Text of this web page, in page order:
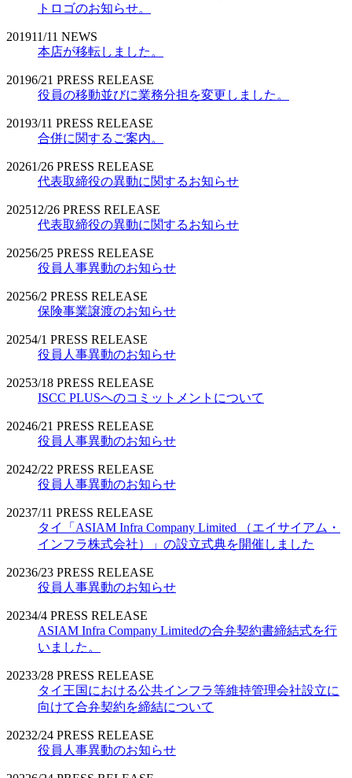
トロゴのお知らせ。
201911/11 NEWS
本店が移転しました。
20196/21 PRESS RELEASE
役員の移動並びに業務分担を変更しました。
20193/11 PRESS RELEASE
合併に関するご案内。
20261/26 PRESS RELEASE
代表取締役の異動に関するお知らせ
202512/26 PRESS RELEASE
代表取締役の異動に関するお知らせ
20256/25 PRESS RELEASE
役員人事異動のお知らせ
20256/2 PRESS RELEASE
保険事業譲渡のお知らせ
20254/1 PRESS RELEASE
役員人事異動のお知らせ
20253/18 PRESS RELEASE
ISCC PLUSへのコミットメントについて
20246/21 PRESS RELEASE
役員人事異動のお知らせ
20242/22 PRESS RELEASE
役員人事異動のお知らせ
20237/11 PRESS RELEASE
タイ「ASIAM Infra Company Limited （エイサイアム・
インフラ株式会社）」の設立式典を開催しました
20236/23 PRESS RELEASE
役員人事異動のお知らせ
20234/4 PRESS RELEASE
ASIAM Infra Company Limitedの合弁契約書締結式を行
いました。
20233/28 PRESS RELEASE
タイ王国における公共インフラ等維持管理会社設立に
向けて合弁契約を締結について
20232/24 PRESS RELEASE
役員人事異動のお知らせ